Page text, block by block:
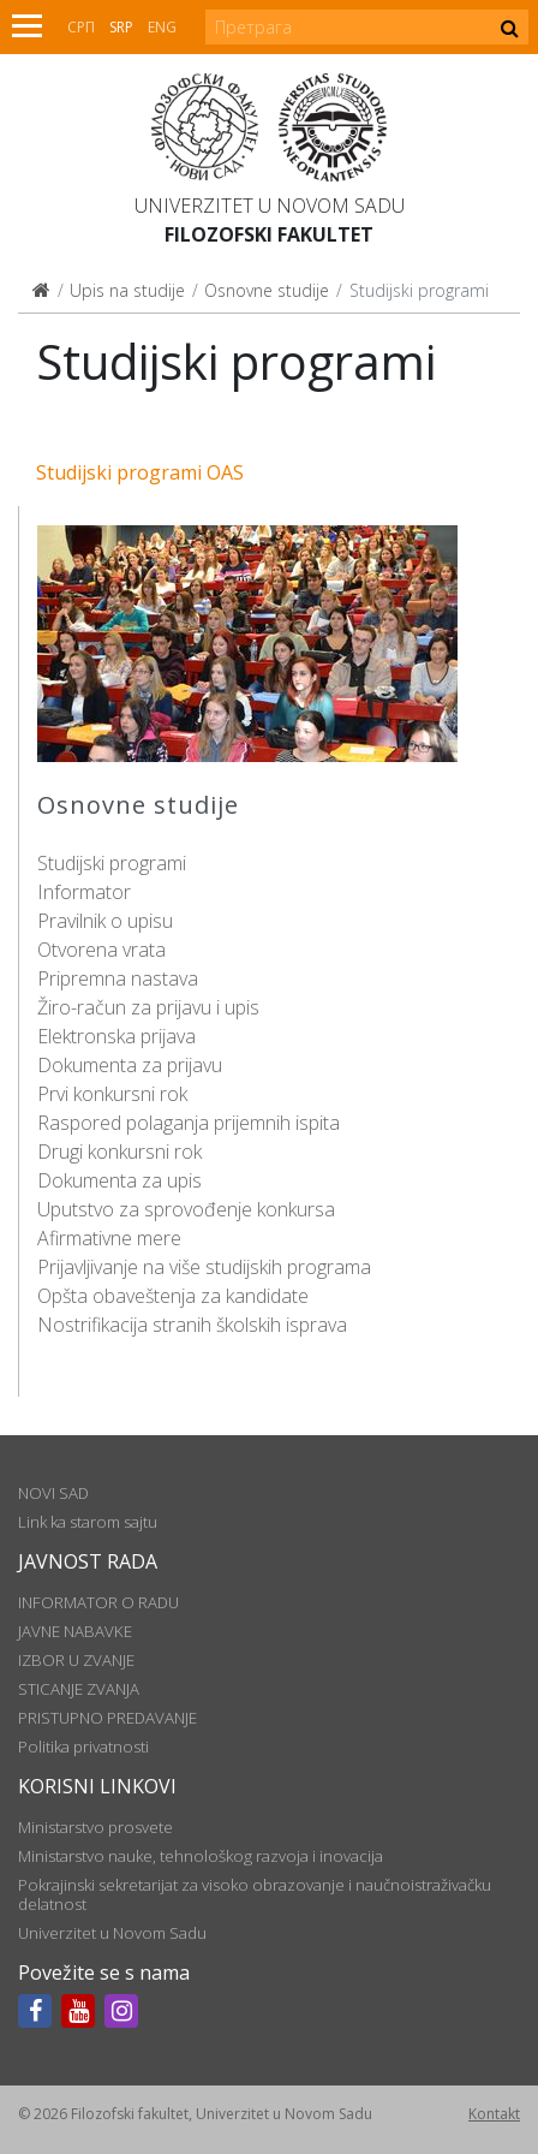
СРП SRP ENG
UNIVERZITET U NOVOM SADU
FILOZOFSKI FAKULTET
Upis na studije Osnovne studije Studijski programi
Osnovne studije
Studijski programi
Informator
Pravilnik o upisu
Otvorena vrata
Pripremna nastava
Žiro-račun za prijavu i upis
Elektronska prijava
Dokumenta za prijavu
Prvi konkursni rok
Raspored polaganja prijemnih ispita
Drugi konkursni rok
Dokumenta za upis
Uputstvo za sprovođenje konkursa
Afirmativne mere
Prijavljivanje na više studijskih programa
Opšta obaveštenja za kandidate
Nostrifikacija stranih školskih isprava
Studijski programi
Studijski programi OAS
NOVI SAD
Link ka starom sajtu
JAVNOST RADA
INFORMATOR O RADU
JAVNE NABAVKE
IZBOR U ZVANJE
STICANJE ZVANJA
PRISTUPNO PREDAVANJE
Politika privatnosti
KORISNI LINKOVI
Ministarstvo prosvete
Ministarstvo nauke, tehnološkog razvoja i inovacija
Pokrajinski sekretarijat za visoko obrazovanje i naučnoistraživačku
delatnost
Univerzitet u Novom Sadu
Povežite se s nama
© 2026 Filozofski fakultet, Univerzitet u Novom Sadu Kontakt